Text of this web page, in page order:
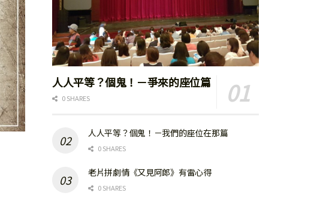
人人平等？個鬼！－爭來的座位篇
0 SHARES
人人平等？個鬼！－我們的座位在那篇
0 SHARES
老片拼劇情《又見阿郎》有雷心得
0 SHARES